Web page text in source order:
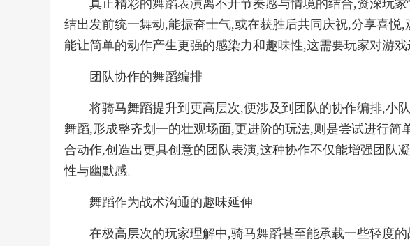
真正精彩的舞蹈表演离不开节奏感与情境的结合,资深玩
结出发前统一舞动,能振奋士气,或在获胜后共同庆祝,分享喜悦
能让简单的动作产生更强的感染力和趣味性,这需要玩家对游戏
团队协作的舞蹈编排
将骑马舞蹈提升到更高层次,便涉及到团队的协作编排,小
舞蹈,形成整齐划一的壮观场面,更进阶的玩法,则是尝试进行简
合动作,创造出更具创意的团队表演,这种协作不仅能增强团队
性与幽默感。
舞蹈作为战术沟通的趣味延伸
在极高层次的玩家理解中,骑马舞蹈甚至能承载一些轻度